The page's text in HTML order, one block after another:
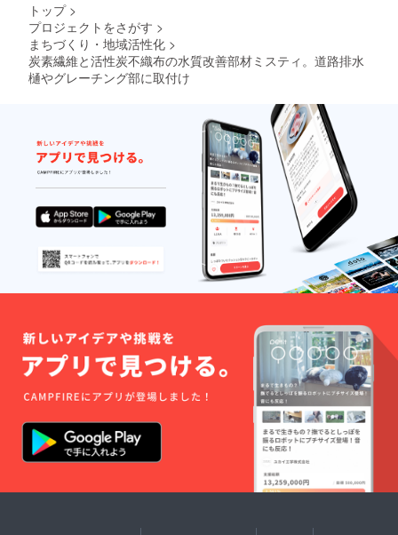
トップ >
プロジェクトをさがす >
まちづくり・地域活性化 >
炭素繊維と活性炭不織布の水質改善部材ミスティ。道路排水
樋やグレーチング部に取付け